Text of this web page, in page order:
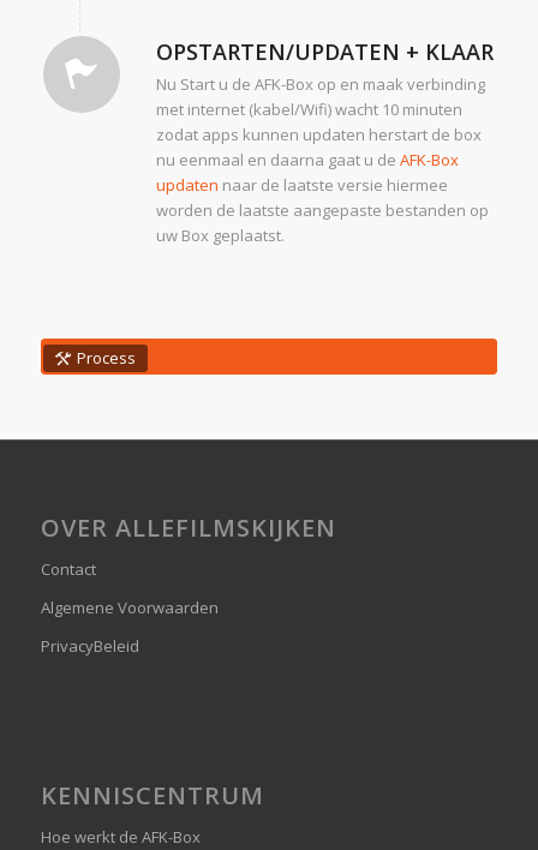
OPSTARTEN/UPDATEN + KLAAR
Nu Start u de AFK-Box op en maak verbinding
met internet (kabel/Wifi) wacht 10 minuten
zodat apps kunnen updaten herstart de box
nu eenmaal en daarna gaat u de AFK-Box
updaten naar de laatste versie hiermee
worden de laatste aangepaste bestanden op
uw Box geplaatst.
Process
OVER ALLEFILMSKIJKEN
Contact
Algemene Voorwaarden
PrivacyBeleid
KENNISCENTRUM
Hoe werkt de AFK-Box